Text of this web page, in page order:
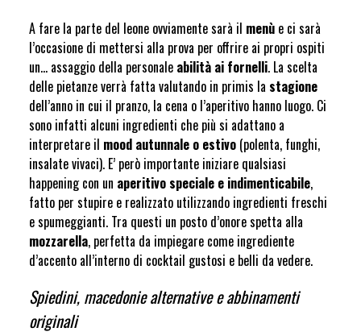
A fare la parte del leone ovviamente sarà il menù e ci sarà
l’occasione di mettersi alla prova per offrire ai propri ospiti
un… assaggio della personale abilità ai fornelli. La scelta
delle pietanze verrà fatta valutando in primis la stagione
dell’anno in cui il pranzo, la cena o l’aperitivo hanno luogo. Ci
sono infatti alcuni ingredienti che più si adattano a
interpretare il mood autunnale o estivo (polenta, funghi,
insalate vivaci). E’ però importante iniziare qualsiasi
happening con un aperitivo speciale e indimenticabile,
fatto per stupire e realizzato utilizzando ingredienti freschi
e spumeggianti. Tra questi un posto d’onore spetta alla
mozzarella, perfetta da impiegare come ingrediente
d’accento all’interno di cocktail gustosi e belli da vedere.
Spiedini, macedonie alternative e abbinamenti
originali